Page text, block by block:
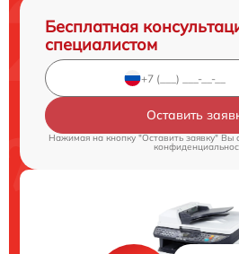
Бесплатная
специалистом
Оставить
Нажимая на кнопку "Оставить заявку" Вы